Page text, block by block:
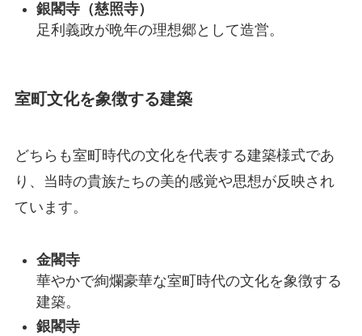
銀閣寺（慈照寺）
足利義政が晩年の理想郷として造営。
室町文化を象徴する建築
どちらも室町時代の文化を代表する建築様式であ
り、当時の貴族たちの美的感覚や思想が反映され
ています。
金閣寺
華やかで絢爛豪華な室町時代の文化を象徴する
建築。
銀閣寺